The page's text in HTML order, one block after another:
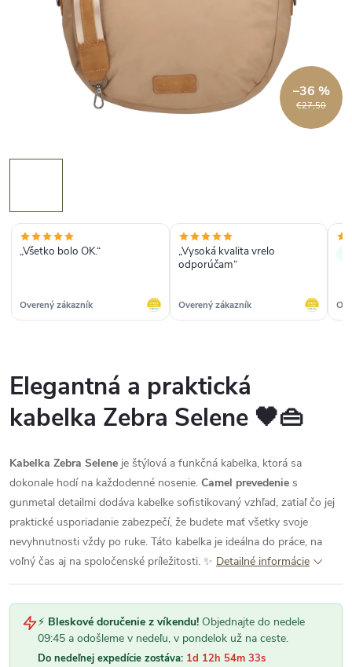
€27,50
–36 %
„Všetko bolo OK.“
Overený zákazník
„Vysoká kvalita vrelo
odporúčam“
Overený zákazník
Elegantná a praktická
kabelka Zebra Selene 🖤👜
Kabelka Zebra Selene je štýlová a funkčná kabelka, ktorá sa
dokonale hodí na každodenné nosenie. Camel prevedenie s
gunmetal detailmi dodáva kabelke sofistikovaný vzhľad, zatiaľ čo jej
praktické usporiadanie zabezpečí, že budete mať všetky svoje
nevyhnutnosti vždy po ruke. Táto kabelka je ideálna do práce, na
voľný čas aj na spoločenské príležitosti. ✨ Detailné informácie
⚡ Bleskové doručenie z víkendu! Objednajte do nedele
09:45 a odošleme v nedeľu, v pondelok už na ceste.
Do nedeľnej expedície zostáva: 1d 12h 54m 32s